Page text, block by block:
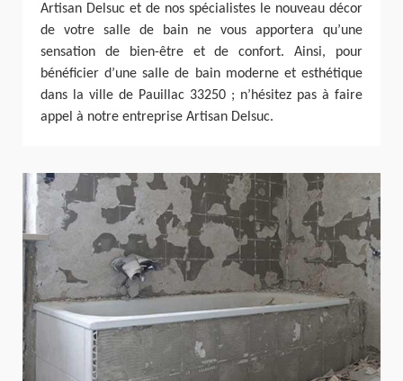
Artisan Delsuc et de nos spécialistes le nouveau décor
de votre salle de bain ne vous apportera qu’une
sensation de bien-être et de confort. Ainsi, pour
bénéficier d’une salle de bain moderne et esthétique
dans la ville de Pauillac 33250 ; n’hésitez pas à faire
appel à notre entreprise Artisan Delsuc.